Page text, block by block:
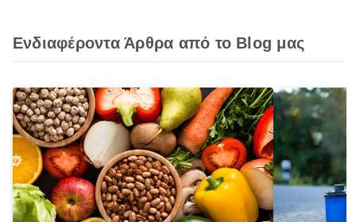
Ενδιαφέροντα Άρθρα από το Blog μας